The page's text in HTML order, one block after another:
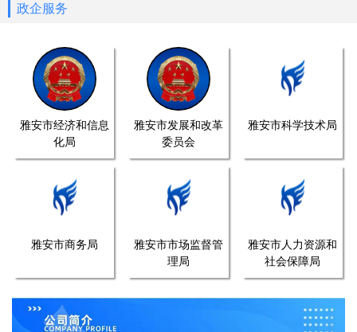
政企服务
雅安市经济和信息
化局
雅安市发展和改革
委员会
雅安市科学技术局
雅安市商务局
雅安市市场监督管
理局
雅安市人力资源和
社会保障局